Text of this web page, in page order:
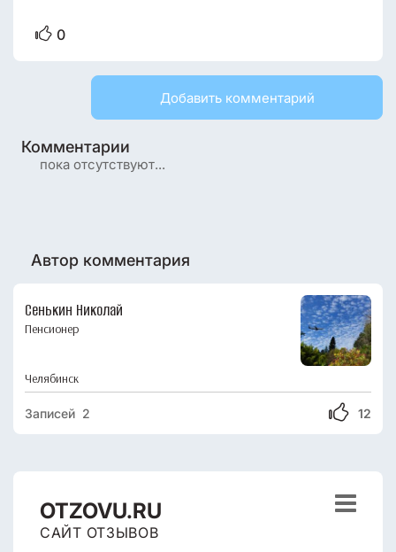
0
Добавить комментарий
Комментарии
пока отсутствуют...
Автор комментария
Сенькин Николай
Пенсионер
Челябинск
12
Записей 2
OTZOVU.RU
САЙТ ОТЗЫВОВ
